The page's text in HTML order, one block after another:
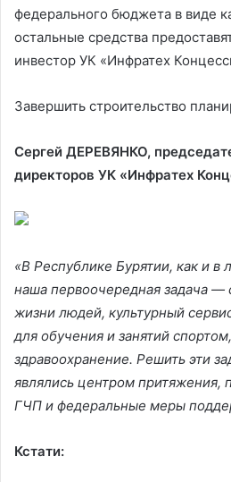
федерального бюджета в виде
остальные средства
инвестор УК «Инфратех
Завершить строительство
Сергей ДЕРЕВЯНКО,
директоров УК «Инфратех
«В Республике Бурятии, как и
наша первоочередная задача —
жизни людей, культурный
для обучения и занятий
здравоохранение. Решить эти
являлись центром притяжения,
ГЧП и федеральные меры
Кстати: